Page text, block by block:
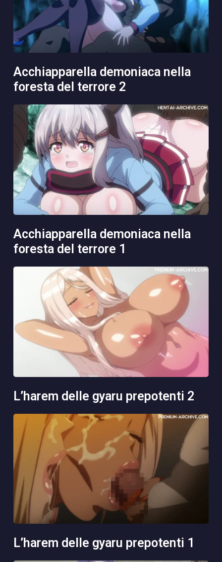
acchiapparella demoniaca nella
foresta del terrore 2
acchiapparella demoniaca nella
foresta del terrore 1
l’harem delle gyaru prepotenti 2
l’harem delle gyaru prepotenti 1